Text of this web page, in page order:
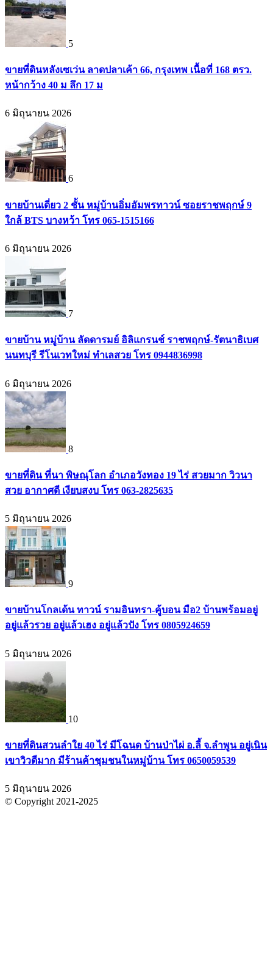
5
ขายที่ดินหลังเซเว่น ลาดปลาเค้า 66, กรุงเทพ เนื้อที่ 168 ตรว.
หน้ากว้าง 40 ม ลึก 17 ม
6 มิถุนายน 2026
6
ขายบ้านเดี่ยว 2 ชั้น หมู่บ้านอิ่มอัมพรทาวน์ ซอยราชพฤกษ์ 9
ใกล้ BTS บางหว้า โทร 065-1515166
6 มิถุนายน 2026
7
ขายบ้าน หมู่บ้าน ลัดดารมย์ อิลิแกรนช์ ราชพฤกษ์-รัตนาธิเบศ
นนทบุรี รีโนเวทใหม่ ทำเลสวย โทร 0944836998
6 มิถุนายน 2026
8
ขายที่ดิน ที่นา พิษณุโลก อำเภอวังทอง 19 ไร่ สวยมาก วิวนา
สวย อากาศดี เงียบสงบ โทร 063-2825635
5 มิถุนายน 2026
9
ขายบ้านโกลเด้น ทาวน์ รามอินทรา-คู้บอน มือ2 บ้านพร้อมอยู่
อยู่แล้วรวย อยู่แล้วเฮง อยู่แล้วปัง โทร 0805924659
5 มิถุนายน 2026
10
ขายที่ดินสวนลำใย 40 ไร่ มีโฉนด บ้านป่าไผ่ อ.ลี้ จ.ลำพูน อยู่เนิน
เขาวิวดีมาก มีร้านค้าชุมชนในหมู่บ้าน โทร 0650059539
5 มิถุนายน 2026
© Copyright 2021-2025